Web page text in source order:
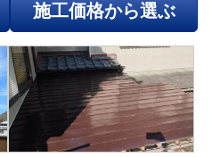
施工価格から選ぶ